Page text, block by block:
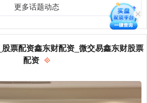
更多话题动态
票配资鑫东财配资_微交易鑫东财股票
配资